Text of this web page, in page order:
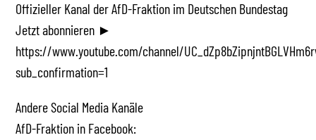
Offizieller Kanal der AfD-Fraktion im Deutschen Bundestag
Jetzt abonnieren ►
https://www.youtube.com/channel/
sub_confirmation=1
Andere Social Media Kanäle
AfD-Fraktion in Facebook: